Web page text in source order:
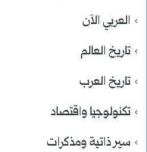
العربي الآن
تاريخ العالم
تاريخ العرب
تكنولوجيا واقتصاد
سير ذاتية ومذكرات